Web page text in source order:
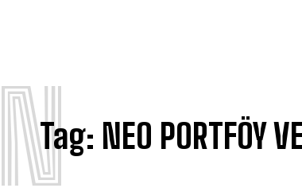
Tag: NEO PORTFÖY